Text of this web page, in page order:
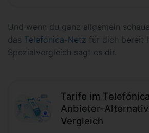
Und wenn du ganz allgemein
das Telefónica-Netz für dich bereit
Spezialvergleich sagt es dir.
Tarife im
Anbieter-
Vergleich